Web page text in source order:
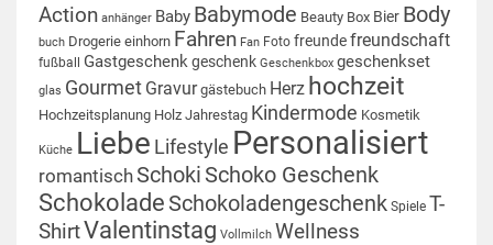
Action anhänger Baby Babymode Beauty Box Bier Body
buch Drogerie einhorn Fahren Fan Foto freundefreundschaft
fußball Gastgeschenkgeschenk Geschenkbox geschenkset
glas Gourmet Gravur gästebuch Herz hochzeit
Hochzeitsplanung Holz Jahrestag Kindermode Kosmetik
Küche Liebe Lifestyle Personalisiert
romantisch Schoki Schoko Geschenk
Schokolade Schokoladengeschenk Spiele T-
ShirtValentinstag Vollmilch Wellness